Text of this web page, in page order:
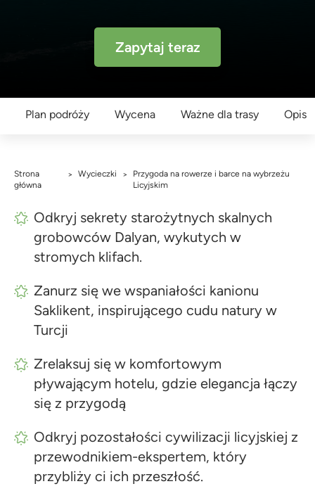
Zapytaj teraz
Plan podróży Wycena Ważne dla trasy Opis
Strona
główna
> Wycieczki >
Przygoda na rowerze i barce na wybrzeżu
Licyjskim
Odkryj sekrety starożytnych skalnych
grobowców Dalyan, wykutych w
stromych klifach.
Zanurz się we wspaniałości kanionu
Saklikent, inspirującego cudu natury w
Turcji
Zrelaksuj się w komfortowym
pływającym hotelu, gdzie elegancja łączy
się z przygodą
Odkryj pozostałości cywilizacji licyjskiej z
przewodnikiem-ekspertem, który
przybliży ci ich przeszłość.